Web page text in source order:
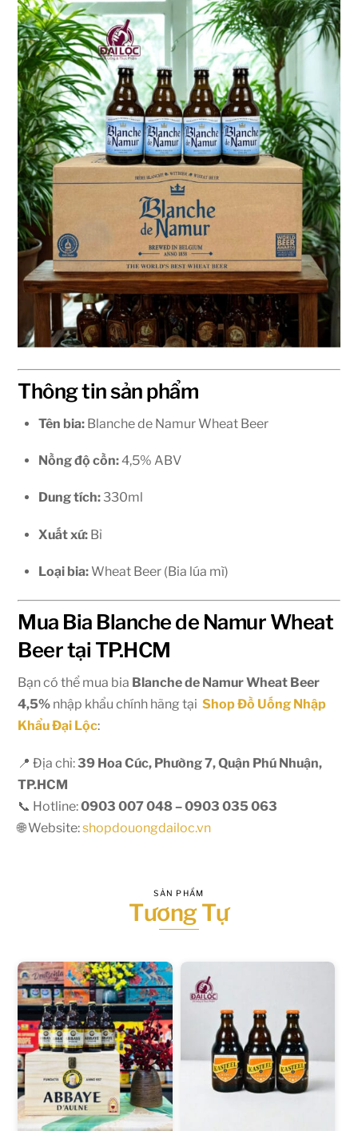
Thông tin sản phẩm
Tên bia: Blanche de Namur Wheat Beer
Nồng độ cồn:4,5% ABV
Dung tích: 330ml
Xuất xứ: Bỉ
Loại bia: Wheat Beer (Bia lúa mì)
Mua Bia Blanche de Namur Wheat
Beer tại TP.HCM
Bạn có thể mua bia Blanche de Namur Wheat Beer
4,5% nhập khẩu chính hãng tại Shop Đồ Uống Nhập
Khẩu Đại Lộc:
📍 Địa chỉ:39 Hoa Cúc, Phường 7, Quận Phú Nhuận,
TP.HCM
📞 Hotline:0903 007 048 – 0903 035 063
🌐 Website:shopdouongdailoc.vn
SẢN PHẨM
Tương Tự